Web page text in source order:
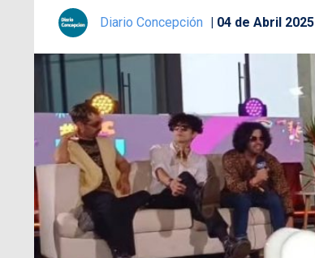
Diario Concepción 04 de Abril 2025